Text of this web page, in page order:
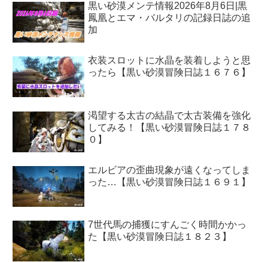
黒い砂漠メンテ情報2026年8月6日|黒
鳳凰とエマ・バルタリの記録日誌の追
加
衣装スロットに水晶を装着しようと思
ったら【黒い砂漠冒険日誌１６７６】
渇望する太古の結晶で太古装備を強化
してみる！【黒い砂漠冒険日誌１７８
０】
エルビアの歪曲現象が遠くなってしま
った…【黒い砂漠冒険日誌１６９１】
7世代馬の捕獲にすんごく時間かかっ
た【黒い砂漠冒険日誌１８２３】